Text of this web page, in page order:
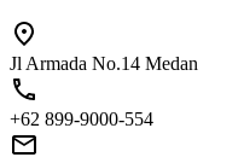
Jl Armada No.14 Medan
+62 899-9000-554